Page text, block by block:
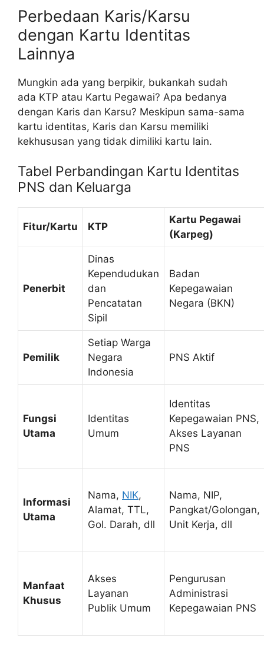
Perbedaan Karis/Karsu
dengan Kartu Identitas
Lainnya
Mungkin ada yang berpikir, bukankah sudah
ada KTP atau Kartu Pegawai? Apa bedanya
dengan Karis dan Karsu? Meskipun sama-sama
kartu identitas, Karis dan Karsu memiliki
kekhususan yang tidak dimiliki kartu lain.
Tabel Perbandingan Kartu Identitas
PNS dan Keluarga
Fitur/Kartu KTP
Kartu Pegawai
(Karpeg)
Penerbit
Dinas
Kependudukan
dan
Pencatatan
Sipil
Badan
Kepegawaian
Negara (BKN)
Pemilik
Setiap Warga
Negara
Indonesia
PNS Aktif
Fungsi
Utama
Identitas
Umum
Identitas
Kepegawaian PNS,
Akses Layanan
PNS
Informasi
Utama
Nama, NIK,
Alamat, TTL,
Gol. Darah, dll
Nama, NIP,
Pangkat/Golongan,
Unit Kerja, dll
Manfaat
Khusus
Akses
Layanan
Publik Umum
Pengurusan
Administrasi
Kepegawaian PNS